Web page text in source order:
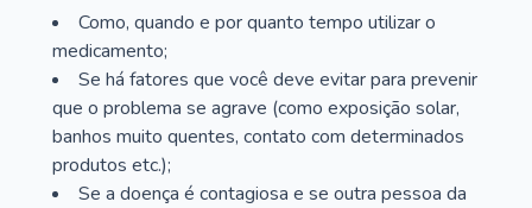
Como, quando e por quanto tempo utilizar o
medicamento;
Se há fatores que você deve evitar para prevenir
que o problema se agrave (como exposição solar,
banhos muito quentes, contato com determinados
produtos etc.);
Se a doença é contagiosa e se outra pessoa da